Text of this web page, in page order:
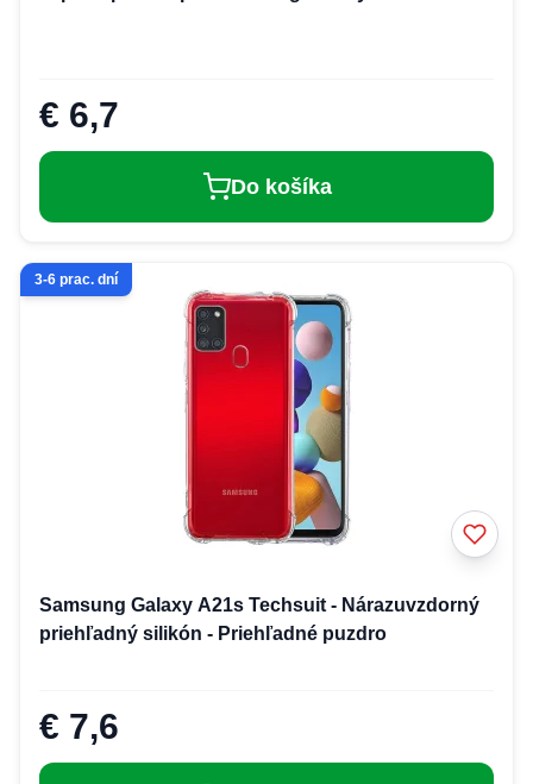
€ 6,7
Do košíka
3-6 prac. dní
Samsung Galaxy A21s Techsuit - Nárazuvzdorný
priehľadný silikón - Priehľadné puzdro
€ 7,6